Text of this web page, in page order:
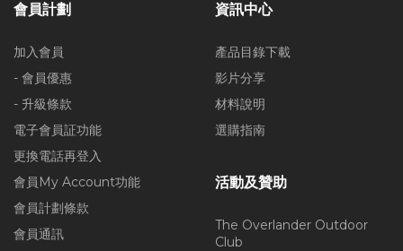
會員計劃
加入會員
- 會員優惠
- 升級條款
電子會員証功能
更換電話再登入
會員My Account功能
會員計劃條款
會員通訊
資訊中心
產品目錄下載
影片分享
材料說明
選購指南
活動及贊助
The Overlander Outdoor
Club